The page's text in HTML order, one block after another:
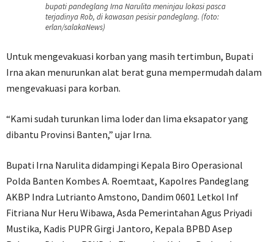
bupati pandeglang Irna Narulita meninjau lokasi pasca
terjadinya Rob, di kawasan pesisir pandeglang. (foto:
erlan/salakaNews)
Untuk mengevakuasi korban yang masih tertimbun, Bupati
Irna akan menurunkan alat berat guna mempermudah dalam
mengevakuasi para korban.
“Kami sudah turunkan lima loder dan lima eksapator yang
dibantu Provinsi Banten,” ujar Irna.
Bupati Irna Narulita didampingi Kepala Biro Operasional
Polda Banten Kombes A. Roemtaat, Kapolres Pandeglang
AKBP Indra Lutrianto Amstono, Dandim 0601 Letkol Inf
Fitriana Nur Heru Wibawa, Asda Pemerintahan Agus Priyadi
Mustika, Kadis PUPR Girgi Jantoro, Kepala BPBD Asep